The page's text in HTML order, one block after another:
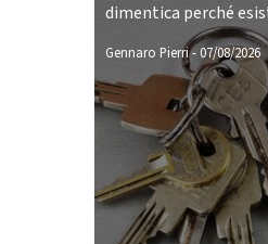
dimentica perché
Gennaro Pierri- 07/08/2026